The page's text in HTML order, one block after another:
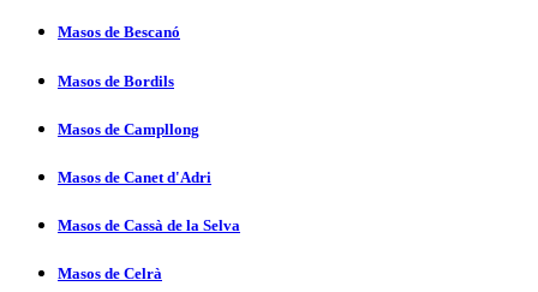
Masos de Bescanó
Masos de Bordils
Masos de Campllong
Masos de Canet d'Adri
Masos de Cassà de la Selva
Masos de Celrà